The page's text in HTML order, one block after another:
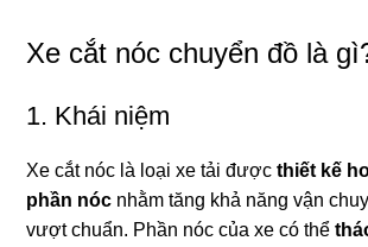
Xe cắt nóc chuyển đồ là
1. Khái niệm
Xe cắt nóc là loại xe tải đượcthiết kế
phần nóc nhằm tăng khả năng vận
vượt chuẩn. Phần nóc của xe có thể